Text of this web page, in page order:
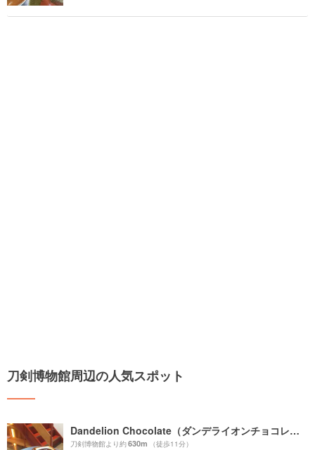
刀剣博物館周辺の人気スポット
Dandelion Chocolate（ダンデライオンチョコレート）
刀剣博物館より約630m （徒歩11分）